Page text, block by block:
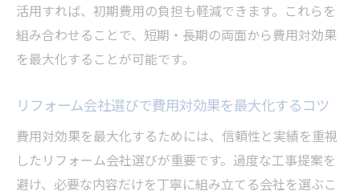
活用すれば、初期費用の負担も軽減できます。これらを
組み合わせることで、短期・長期の両面から費用対効果
を最大化することが可能です。
リフォーム会社選びで費用対効果を最大化するコツ
費用対効果を最大化するためには、信頼性と実績を重視
したリフォーム会社選びが重要です。過度な工事提案を
避け、必要な内容だけを丁寧に組み立てる会社を選ぶこ